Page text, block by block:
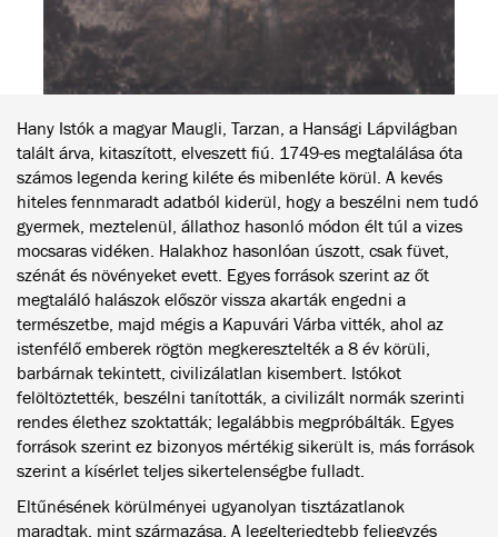
Hany Istók a magyar Maugli, Tarzan, a Hansági Lápvilágban
talált árva, kitaszított, elveszett fiú. 1749-es megtalálása óta
számos legenda kering kiléte és mibenléte körül. A kevés
hiteles fennmaradt adatból kiderül, hogy a beszélni nem tudó
gyermek, meztelenül, állathoz hasonló módon élt túl a vizes
mocsaras vidéken. Halakhoz hasonlóan úszott, csak füvet,
szénát és növényeket evett. Egyes források szerint az őt
megtaláló halászok először vissza akarták engedni a
természetbe, majd mégis a Kapuvári Várba vitték, ahol az
istenfélő emberek rögtön megkeresztelték a 8 év körüli,
barbárnak tekintett, civilizálatlan kisembert. Istókot
felöltöztették, beszélni tanították, a civilizált normák szerinti
rendes élethez szoktatták; legalábbis megpróbálták. Egyes
források szerint ez bizonyos mértékig sikerült is, más források
szerint a kísérlet teljes sikertelenségbe fulladt.
Eltűnésének körülményei ugyanolyan tisztázatlanok
maradtak, mint származása. A legelterjedtebb feljegyzés